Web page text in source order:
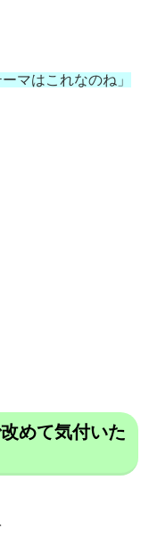
マはこれなのね」
めて気付いた